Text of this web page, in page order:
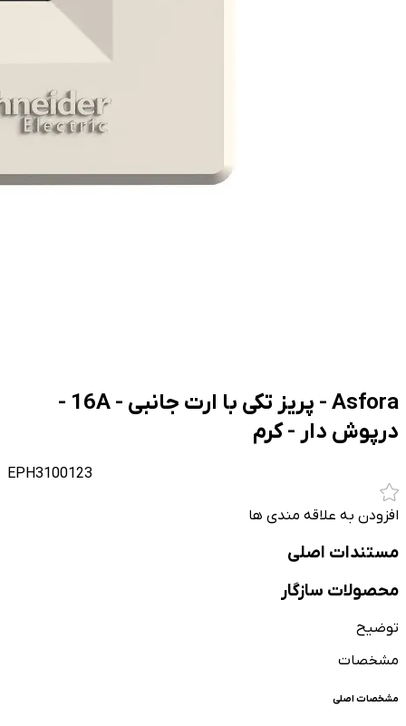
Asfora - پریز تکی با ارت جانبی - 16A -
درپوش دار - کرم
EPH3100123
افزودن به علاقه مندی ها
مستندات اصلی
محصولات سازگار
توضیح
مشخصات
مشخصات اصلی